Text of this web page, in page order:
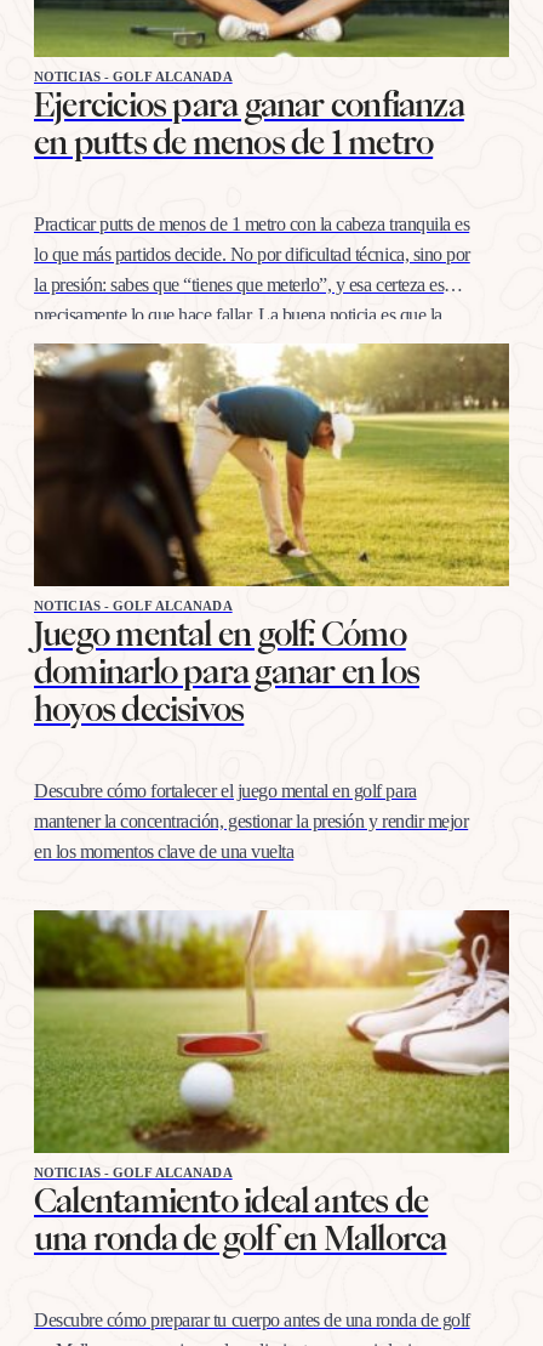
NOTICIAS - GOLF ALCANADA
Ejercicios para ganar confianza
en putts de menos de 1 metro
Practicar putts de menos de 1 metro con la cabeza tranquila es
lo que más partidos decide. No por dificultad técnica, sino por
la presión: sabes que “tienes que meterlo”, y esa certeza es
precisamente lo que hace fallar. La buena noticia es que la
confianza en esta distancia se entrena igual que cualquier
otro…
NOTICIAS - GOLF ALCANADA
Juego mental en golf: Cómo
dominarlo para ganar en los
hoyos decisivos
Descubre cómo fortalecer el juego mental en golf para
mantener la concentración, gestionar la presión y rendir mejor
en los momentos clave de una vuelta
NOTICIAS - GOLF ALCANADA
Calentamiento ideal antes de
una ronda de golf en Mallorca
Descubre cómo preparar tu cuerpo antes de una ronda de golf